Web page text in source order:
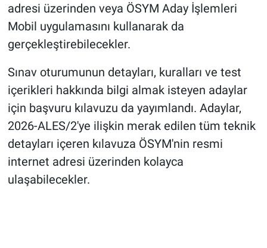
adresi üzerinden veya ÖSYM Aday İşlemleri
Mobil uygulamasını kullanarak da
gerçekleştirebilecekler.
Sınav oturumunun detayları, kuralları ve test
içerikleri hakkında bilgi almak isteyen adaylar
için başvuru kılavuzu da yayımlandı. Adaylar,
2026-ALES/2'ye ilişkin merak edilen tüm teknik
detayları içeren kılavuza ÖSYM'nin resmi
internet adresi üzerinden kolayca
ulaşabilecekler.